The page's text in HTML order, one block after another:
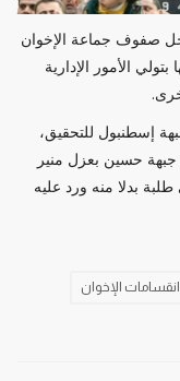
صفوف جماعة الإخوان
الأمور الإدارية
إسطنبول للتحقيق،
حسين بعزل منير
بدلا منه ورد عليه
انقسامات الإخوان